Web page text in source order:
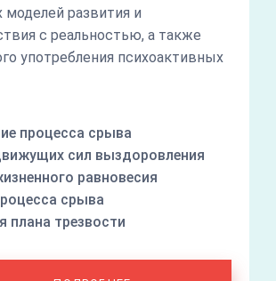
моделей развития и
с реальностью, а также
употребления психоактивных
процесса срыва
сил выздоровления
равновесия
срыва
плана трезвости